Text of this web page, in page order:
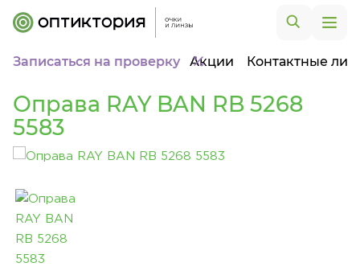
Записаться на проверку Акции Контактные
Оправа RAY BAN RB 5268
5583